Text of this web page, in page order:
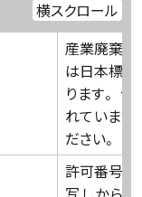
横スクロール
産業廃棄
は日本標準
ります。
れています
ださい。
許可番号